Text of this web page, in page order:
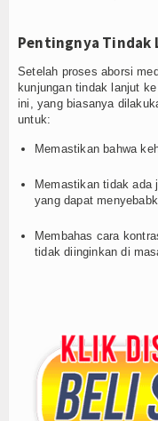
Pentingnya
Setelah proses aborsi
kunjungan tindak lanjut
ini, yang biasanya
untuk:
Memastikan bahwa
Memastikan tidak ada
yang dapat
Membahas cara
tidak diinginkan di